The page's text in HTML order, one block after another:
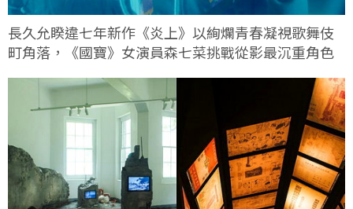
長久允睽違七年新作《炎上》以絢爛青春凝視歌舞伎
町角落，《國寶》女演員森七菜挑戰從影最沉重角色